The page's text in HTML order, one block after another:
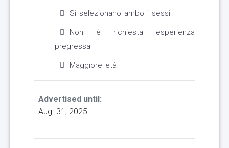
Si selezionano ambo i sessi
Non è richiesta esperienza
pregressa
Maggiore età
Advertised until:
Aug. 31, 2025